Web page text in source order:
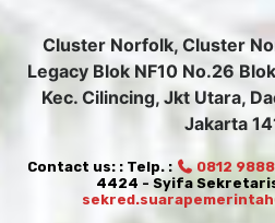
Cluster Norfolk, Cluster
Legacy Blok NF10 No.26
Kec. Cilincing, Jkt Utara,
Jakarta
Contact us: : Telp. : 0812
4424 - Syifa Sekretaris